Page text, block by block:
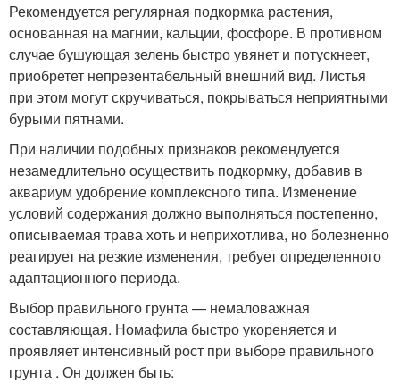
Рекомендуется регулярная подкормка растения,
основанная на магнии, кальции, фосфоре. В противном
случае бушующая зелень быстро увянет и потускнеет,
приобретет непрезентабельный внешний вид. Листья
при этом могут скручиваться, покрываться неприятными
бурыми пятнами.
При наличии подобных признаков рекомендуется
незамедлительно осуществить подкормку, добавив в
аквариум удобрение комплексного типа. Изменение
условий содержания должно выполняться постепенно,
описываемая трава хоть и неприхотлива, но болезненно
реагирует на резкие изменения, требует определенного
адаптационного периода.
Выбор правильного грунта — немаловажная
составляющая. Номафила быстро укореняется и
проявляет интенсивный рост при выборе правильного
грунта . Он должен быть: